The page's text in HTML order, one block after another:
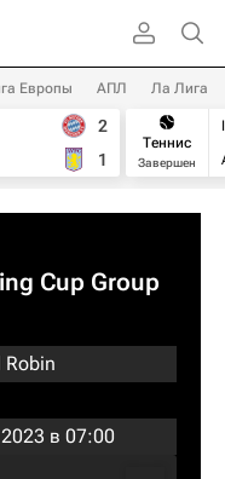
Европы АПЛ Ла Лига
2
1
Теннис
Завершен
Cup Group
Robin
в 07:00